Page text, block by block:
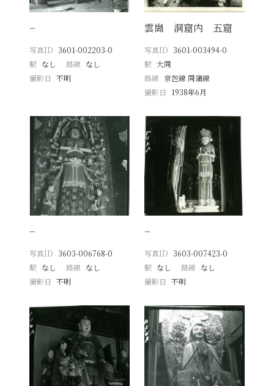
−
写真ID 3601-002203-0
駅 なし 路線 なし
撮影日
不明
雲崗 洞窟内 五窟
写真ID 3601-003494-0
駅 大同
路線 京包線 同蒲線
撮影日
1938年6月
−
写真ID 3603-006768-0
駅 なし 路線 なし
撮影日
不明
−
写真ID 3603-007423-0
駅 なし 路線 なし
撮影日 不明